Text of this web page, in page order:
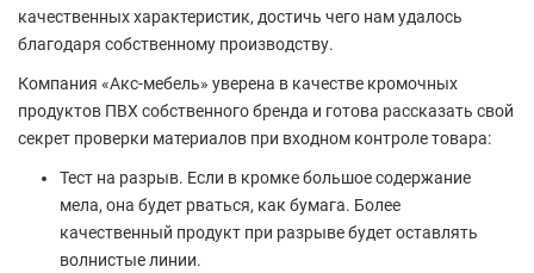
качественных характеристик, достичь чего нам удалось
благодаря собственному производству.
Компания «Акс-мебель» уверена в качестве кромочных
продуктов ПВХ собственного бренда и готова рассказать свой
секрет проверки материалов при входном контроле товара:
Тест на разрыв. Если в кромке большое содержание
мела, она будет рваться, как бумага. Более
качественный продукт при разрыве будет оставлять
волнистые линии.